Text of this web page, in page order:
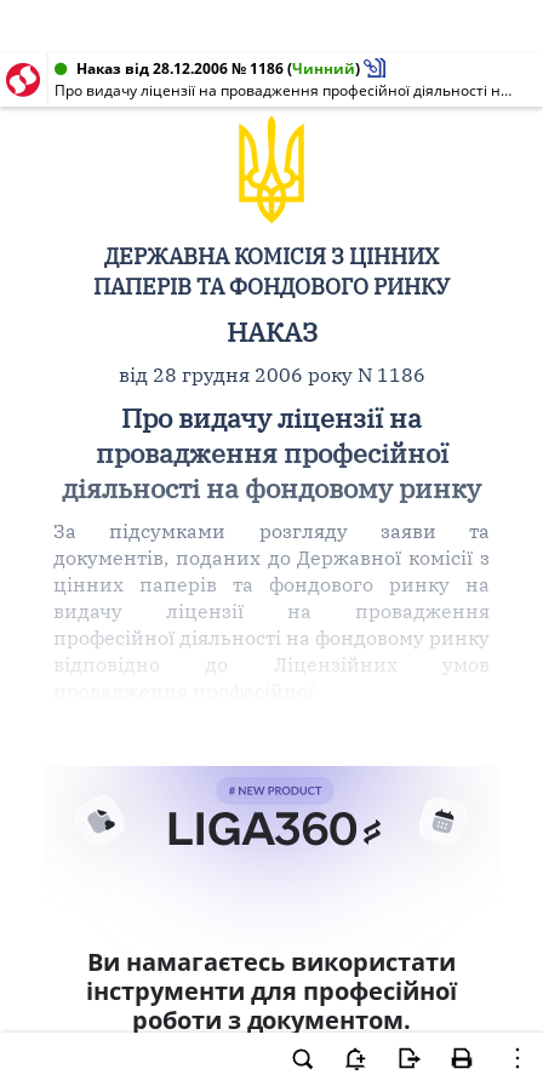
Наказ від 28.12.2006 № 1186(Чинний)
Про видачу ліцензії на провадження професійної діяльності на фондовому ринку
ДЕРЖАВНА КОМІСІЯ З ЦІННИХ
ПАПЕРІВ ТА ФОНДОВОГО РИНКУ
НАКАЗ
від 28 грудня 2006 року N 1186
Про видачу ліцензії на
провадження професійної
діяльності на фондовому ринку
За підсумками розгляду заяви та
документів, поданих до Державної комісії з
цінних паперів та фондового ринку на
видачу ліцензії на провадження
професійної діяльності на фондовому ринку
відповідно до Ліцензійних умов
Ви намагаєтесь використати
інструменти для професійної
роботи з документом.
Ці можливості доступні тільки користувачам
LIGA360. Залишайте заявку та отримайте